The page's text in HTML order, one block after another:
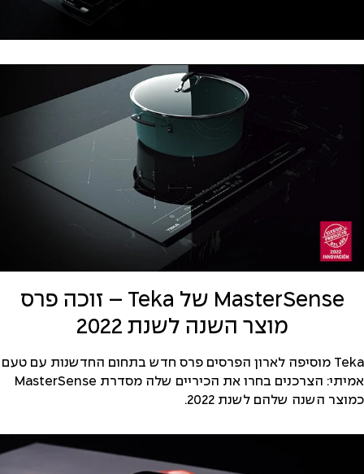
MasterSense של Teka – זוכה פרס
מוצר השנה לשנת 2022
Teka מוסיפה לארון הפרסים פרס חדש בתחום החדשנות עם טעם
אמיתי: הצרכנים בחרו את הכיריים שלה מסדרת MasterSense
כמוצר השנה שלהם לשנת 2022.